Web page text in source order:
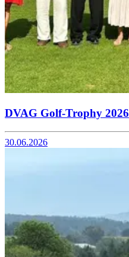
DVAG Golf-Trophy 2026
30.06.2026